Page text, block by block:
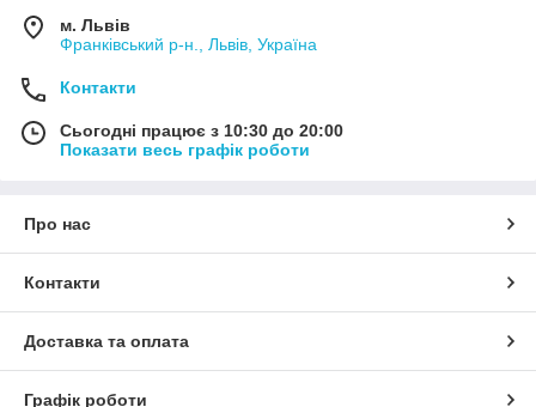
м. Львів
Франківський р-н., Львів, Україна
Контакти
Сьогодні працює з 10:30 до 20:00
Показати весь графік роботи
Про нас
Контакти
Доставка та оплата
Графік роботи